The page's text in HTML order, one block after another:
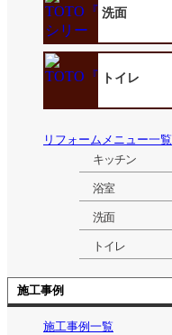
洗面
トイレ
リフォームメニュー一覧
キッチン
浴室
洗面
トイレ
施工事例
施工事例一覧